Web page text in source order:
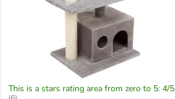
This is a stars rating area from zero to 5: 4/5